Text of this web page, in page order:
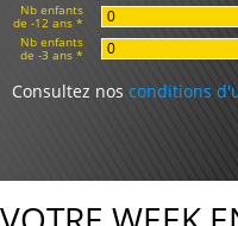
Nb enfants
de -12 ans *
Nb enfants
de -3 ans *
Consultez nos conditions